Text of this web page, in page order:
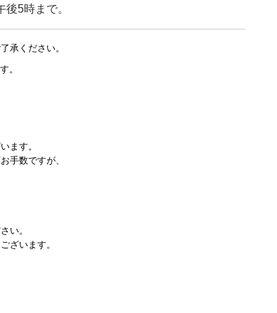
5時まで。
承ください。
。
ます。
手数ですが、
い。
ざいます。